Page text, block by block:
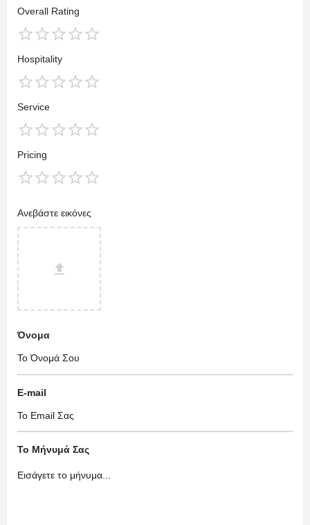
Overall Rating
Hospitality
Service
Pricing
Ανεβάστε εικόνες
Όνομα
E-mail
Το Μήνυμά Σας